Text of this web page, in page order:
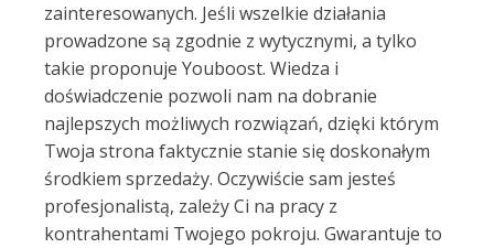
zainteresowanych. Jeśli wszelkie działania
prowadzone są zgodnie z wytycznymi, a tylko
takie proponuje Youboost. Wiedza i
doświadczenie pozwoli nam na dobranie
najlepszych możliwych rozwiązań, dzięki którym
Twoja strona faktycznie stanie się doskonałym
środkiem sprzedaży. Oczywiście sam jesteś
profesjonalistą, zależy Ci na pracy z
kontrahentami Twojego pokroju. Gwarantuje to